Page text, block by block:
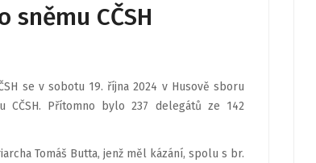
sněmu CČSH
se v sobotu 19. října 2024 v Husově sboru
CČSH. Přítomno bylo 237 delegátů ze 142
Tomáš Butta, jenž měl kázání, spolu s br.